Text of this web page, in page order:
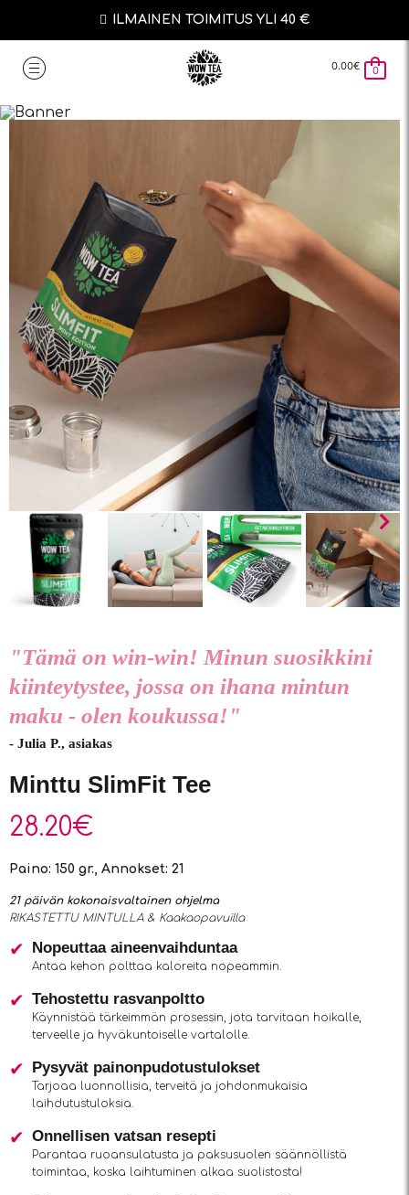
ILMAINEN TOIMITUS YLI 40 €
0.00€ 0
"Tämä on win-win! Minun suosikkini
kiinteytystee, jossa on ihana mintun
maku - olen koukussa!"
- Julia P., asiakas
Minttu SlimFit Tee
28.20€
Paino: 150 gr., Annokset: 21
21 päivän kokonaisvaltainen ohjelma
RIKASTETTU MINTULLA & Kaakaopavuilla
Nopeuttaa aineenvaihduntaa
Antaa kehon polttaa kaloreita nopeammin.
Tehostettu rasvanpoltto
Käynnistää tärkeimmän prosessin, jota tarvitaan hoikalle,
terveelle ja hyväkuntoiselle vartalolle.
Pysyvät painonpudotustulokset
Tarjoaa luonnollisia, terveitä ja johdonmukaisia
laihdutustuloksia.
Onnellisen vatsan resepti
Parantaa ruoansulatusta ja paksusuolen säännöllistä
toimintaa, koska laihtuminen alkaa suolistosta!